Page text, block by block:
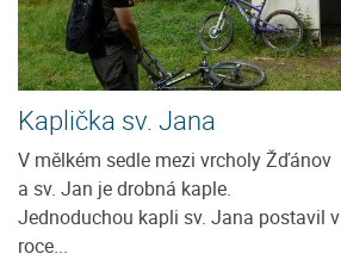
Kaplička sv. Jana
V mělkém sedle mezi vrcholy Žďánov
a sv. Jan je drobná kaple.
Jednoduchou kapli sv. Jana postavil v
roce...